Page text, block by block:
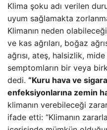
Klima şoku adı verilen
uyum sağlamakta
Klimanın neden
ve kas ağrıları, boğaz
ağrısı, ateş, halsizlik,
semptomların bir veya
dedi. “Kuru hava ve
enfeksiyonlarına zemin
klimanın verebileceği
ifade etti: “Klimanın